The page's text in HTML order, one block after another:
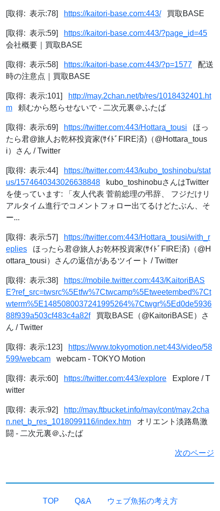
[取得: 表示:78] https://kaitori-base.com:443/買取BASE
[取得: 表示:59]
https://kaitori-base.com:443/?page_id=45
会社概要｜買取BASE
[取得: 表示:58] https://kaitori-base.com:443/?p=1577 配送
時の注意点｜買取BASE
[取得: 表示:101]
http://may.2chan.net/b/res/1018432401.ht
m 頼むから怒らせないで - 二次元裏＠ふたば
[取得: 表示:69] https://twitter.com:443/Hottara_tousi ほっ
たら君@旅人お乾杯投資家(ｻｲﾄﾞFIRE済)（@Hottara_tous
i）さん / Twitter
[取得: 表示:44]
https://twitter.com:443/kubo_toshinobu/stat
us/1574640343026638848 kubo_toshinobuさんはTwitter
を使っています: 「友人代表 菅前総理の弔辞、 フジだけリ
アルタイム進行でコメントフォロー出てるけどたぶん、そ
ー...
[取得: 表示:57]
https://twitter.com:443/Hottara_tousi/with_r
eplies ほったら君@旅人お乾杯投資家(ｻｲﾄﾞFIRE済)（@H
ottara_tousi）さんの返信があるツイート / Twitter
[取得: 表示:38]
https://mobile.twitter.com:443/KaitoriBAS
E?ref_src=twsrc%5Etfw%7Ctwcamp%5Etweetembed%7Ct
wterm%5E1485080037241995264%7Ctwgr%5Ed0de5936
88f939a503cf483c4a82f買取BASE（@KaitoriBASE）さ
ん / Twitter
[取得: 表示:123]
https://www.tokyomotion.net:443/video/58
599/webcam webcam - TOKYO Motion
[取得: 表示:60] https://twitter.com:443/explore Explore / T
witter
[取得: 表示:92]
http://may.ftbucket.info/may/cont/may.2cha
n.net_b_res_1018099116/index.htm オリエント淡路島激
闘 - 二次元裏＠ふたば
次のページ
TOP Q&A ウェブ魚拓の考え方